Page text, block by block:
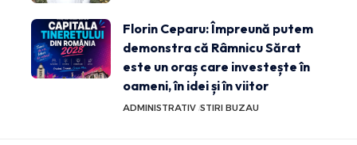
Florin Ceparu: Împreună putem
demonstra că Râmnicu Sărat
este un oraș care investește în
oameni, în idei și în viitor
ADMINISTRATIV STIRI BUZAU